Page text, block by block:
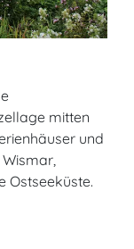
mitten
und
Wismar,
Ostseeküste.